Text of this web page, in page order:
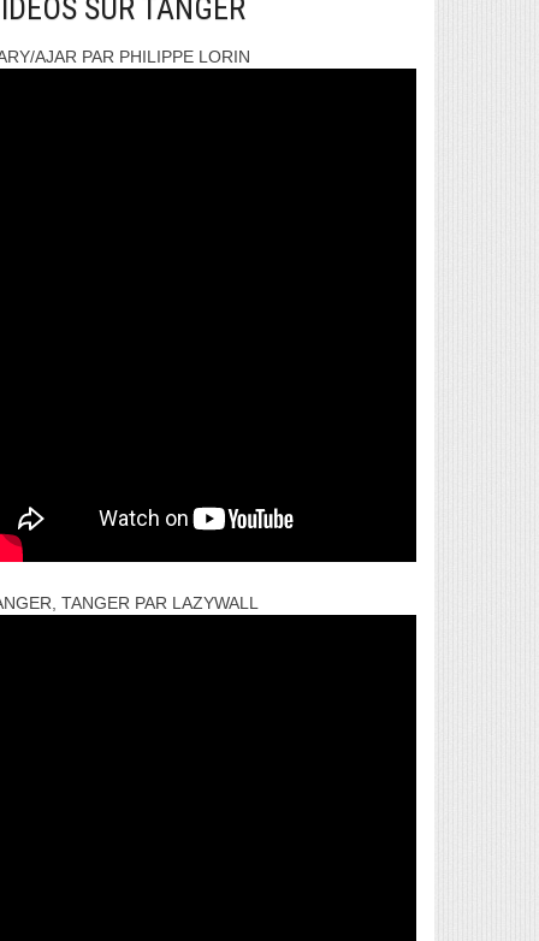
SUR TANGER
AJAR PAR PHILIPPE LORIN
TANGER PAR LAZYWALL